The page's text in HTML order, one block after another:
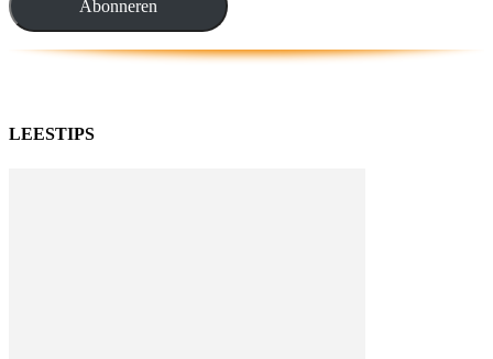
LEESTIPS